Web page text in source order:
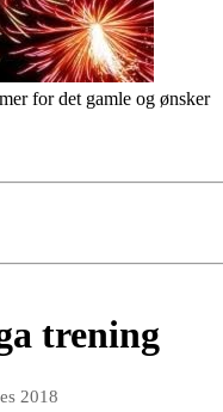
for det gamle og ønsker
trening
2018